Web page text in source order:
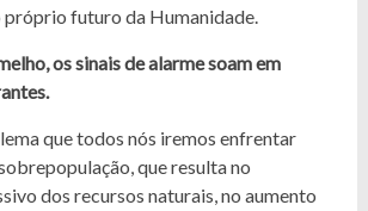
próprio futuro da Humanidade.
os sinais de alarme soam em
que todos nós iremos enfrentar
que resulta no
dos recursos naturais, no aumento